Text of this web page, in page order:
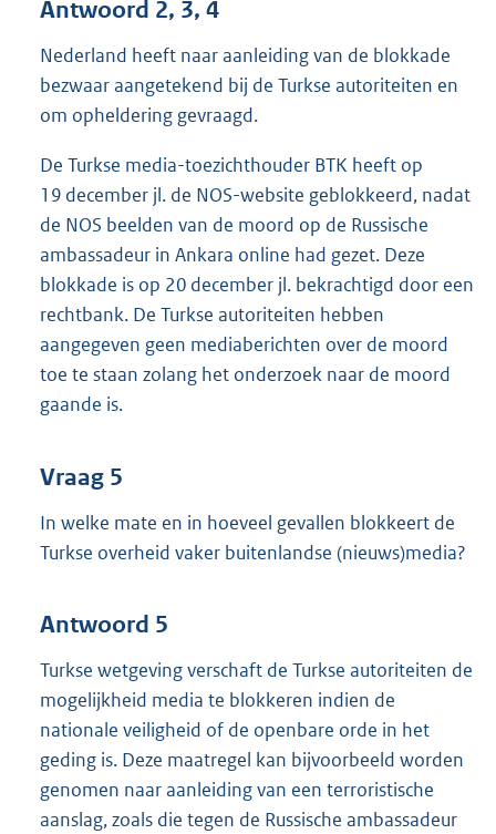
Antwoord 2, 3, 4
Nederland heeft naar aanleiding van de blokkade
bezwaar aangetekend bij de Turkse autoriteiten en
om opheldering gevraagd.
De Turkse media-toezichthouder BTK heeft op
19 december jl. de NOS-website geblokkeerd, nadat
de NOS beelden van de moord op de Russische
ambassadeur in Ankara online had gezet. Deze
blokkade is op 20 december jl. bekrachtigd door een
rechtbank. De Turkse autoriteiten hebben
aangegeven geen mediaberichten over de moord
toe te staan zolang het onderzoek naar de moord
gaande is.
Vraag 5
In welke mate en in hoeveel gevallen blokkeert de
Turkse overheid vaker buitenlandse (nieuws)media?
Antwoord 5
Turkse wetgeving verschaft de Turkse autoriteiten de
mogelijkheid media te blokkeren indien de
nationale veiligheid of de openbare orde in het
geding is. Deze maatregel kan bijvoorbeeld worden
genomen naar aanleiding van een terroristische
aanslag, zoals die tegen de Russische ambassadeur